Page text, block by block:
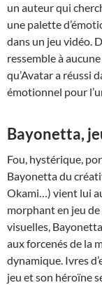
un auteur qui
une palette
dans un jeu vidéo.
ressemble à
qu’Avatar a réussi
émotionnel pour
Bayonetta,
Fou, hystérique,
Bayonetta du
Okami…) vient lui
morphant en jeu de
visuelles,
aux forcenés de la
dynamique. Ivres
jeu et son héroïne